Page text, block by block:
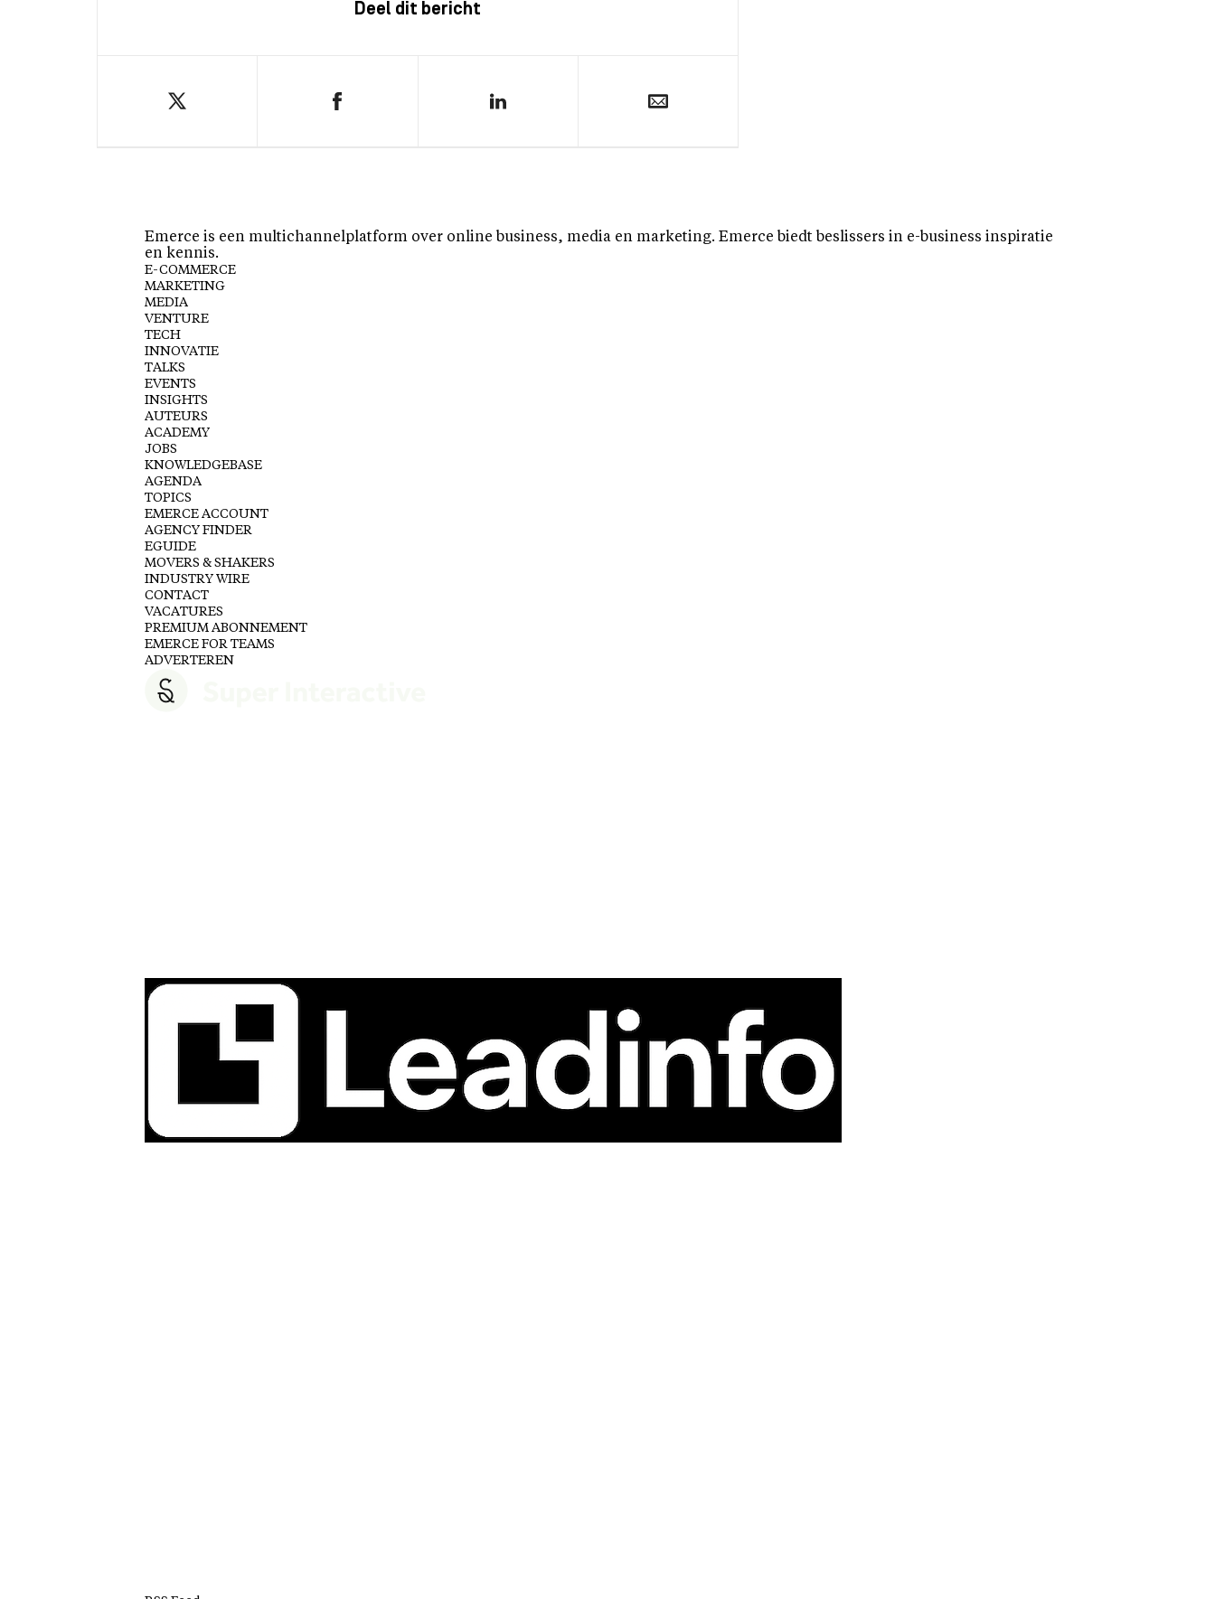
Deel dit bericht
Emerce is een multichannelplatform over online business, media en marketing. Emerce biedt beslissers in e-business inspiratie
en kennis.
E-COMMERCE
MARKETING
MEDIA
VENTURE
TECH
INNOVATIE
TALKS
EVENTS
INSIGHTS
AUTEURS
ACADEMY
JOBS
KNOWLEDGEBASE
AGENDA
TOPICS
EMERCE ACCOUNT
AGENCY FINDER
EGUIDE
MOVERS & SHAKERS
INDUSTRY WIRE
CONTACT
VACATURES
PREMIUM ABONNEMENT
EMERCE FOR TEAMS
ADVERTEREN